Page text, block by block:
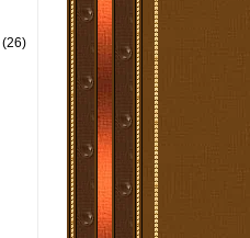
(26)